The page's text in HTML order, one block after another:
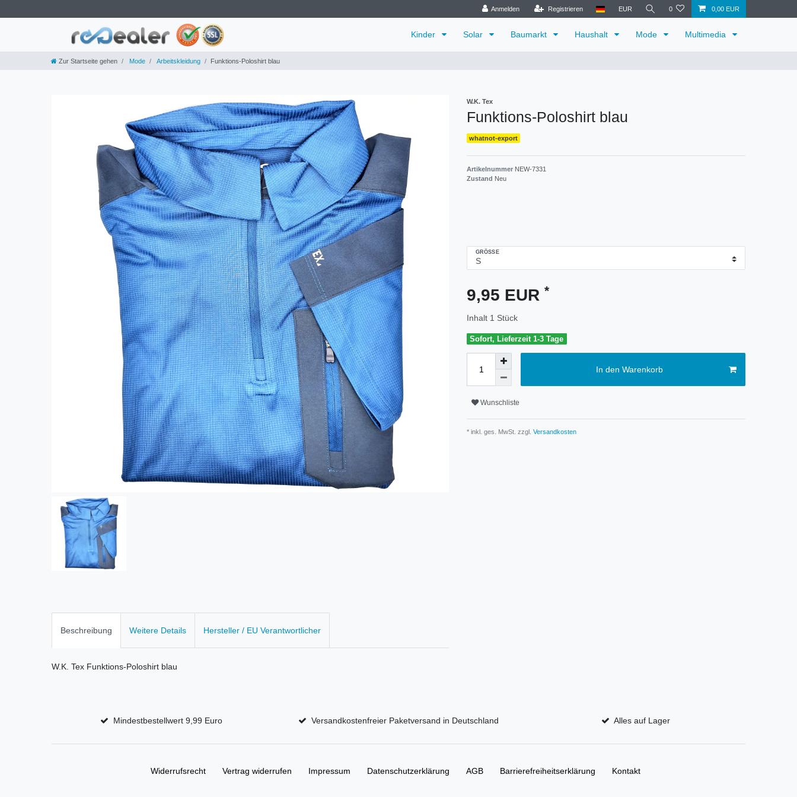
Anmelden Registrieren EUR 0 0,00 EUR
Kinder Solar Baumarkt Haushalt Mode Multimedia
Zur Startseite gehen Mode Arbeitskleidung Funktions-Poloshirt blau
W.K. Tex
Funktions-Poloshirt blau
whatnot-export
Artikelnummer NEW-7331
Zustand Neu
GRÖSSE
9,95 EUR *
Inhalt 1 Stück
Sofort, Lieferzeit 1-3 Tage
In den Warenkorb
Wunschliste
* inkl. ges. MwSt. zzgl. Versandkosten
Beschreibung Weitere Details Hersteller / EU Verantwortlicher
W.K. Tex Funktions-Poloshirt blau
Mindestbestellwert 9,99 Euro Versandkostenfreier Paketversand in Deutschland Alles auf Lager
Widerrufs­recht Vertrag widerrufen Impressum Daten­schutz­erklärung AGB Barrierefreiheitserklärung Kontakt